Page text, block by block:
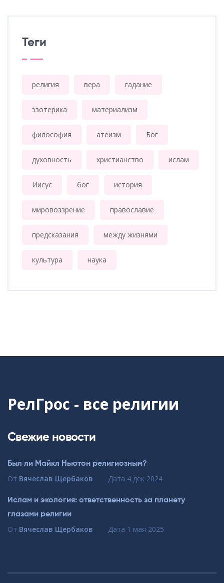
Теги
религия вера гадание
эзотерика материализм
философия атеизм Бог
духовность христианство ислам
Иисус бог история
мировоззрение православие
предсказания между жизнями
культура наука
РелГрос - все религии
Свежие новости
Был ли Майкл Ньютон религиозным?
От Вячеслав Щербаков Дата 4 дек 2024
Ислам и экология: ответственность за планету
глазами религии
От Вячеслав Щербаков Дата 1 мая 2025